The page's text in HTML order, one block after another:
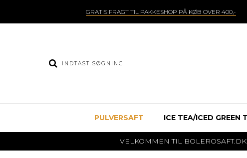
GRATIS FRAGT TIL PAKKESHOP PÅ KØB OVER 400,-
PULVERSAFT ICE TEA/ICED GREEN
VELKOMMEN TIL